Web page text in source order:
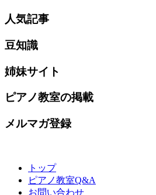
人気記事
豆知識
姉妹サイト
ピアノ教室の掲載
メルマガ登録
トップ
ピアノ教室Q&A
お問い合わせ